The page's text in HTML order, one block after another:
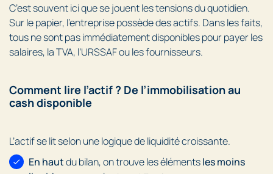
C’est souvent ici que se jouent les tensions du quotidien.
Sur le papier, l’entreprise possède des actifs. Dans les faits,
tous ne sont pas immédiatement disponibles pour payer les
salaires, la TVA, l’URSSAF ou les fournisseurs.
Comment lire l’actif ? De l’immobilisation au
cash disponible
L’actif se lit selon une logique de liquidité croissante.
En hautdu bilan, on trouve les élémentsles moins